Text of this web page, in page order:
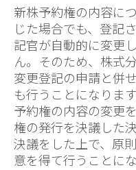
新株予約権の内容に
じた場合でも、登記
記官が自動的に変更
ん。そのため、株式
変更登記の申請と併
も行うことになりま
予約権の内容の変更
権の発行を決議した
決議をした上で、原
意を得て行うことにな